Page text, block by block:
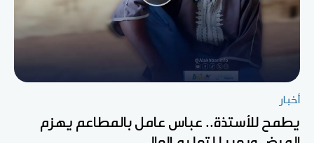
أخبار
يطمح للأستذة.. عباس عامل بالمطاعم يهزم